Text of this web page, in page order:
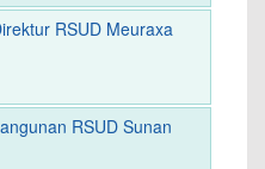
RSUD Meuraxa
RSUD Sunan